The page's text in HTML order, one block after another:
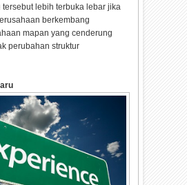
tersebut lebih terbuka lebar jika
berkembang
mapan yang cenderung
perubahan struktur